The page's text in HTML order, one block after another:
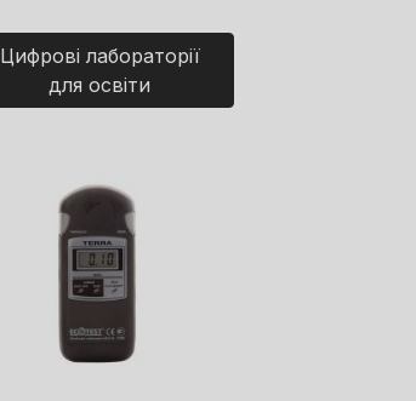
Цифрові лабораторії
для освіти